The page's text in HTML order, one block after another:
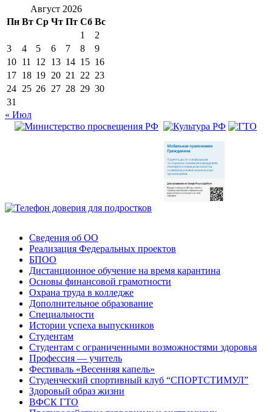
Август 2026
Пн Вт Ср Чт Пт Сб Вс
1
2
3
4 5 6 7 8
9
10 11 12 13 14 15 16
17 18 19 20 21 22 23
24 25 26 27 28 29 30
31
« Июл
Сведения об ОО
Реализация Федеральных проектов
БПОО
Дистанционное обучение на время карантина
Основы финансовой грамотности
Охрана труда в колледже
Дополнительное образование
Специальности
Истории успеха выпускников
Студентам
Студентам с ограниченными возможностями здоровья
Профессия — учитель
Фестиваль «Весенняя капель»
Студенческий спортивный клуб “СПОРТСТИМУЛ”
Здоровый образ жизни
ВФСК ГТО